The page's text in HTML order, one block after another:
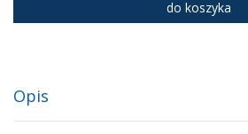
do koszyka
Opis